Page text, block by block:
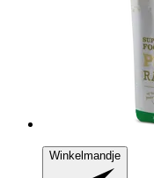
Winkelmandje